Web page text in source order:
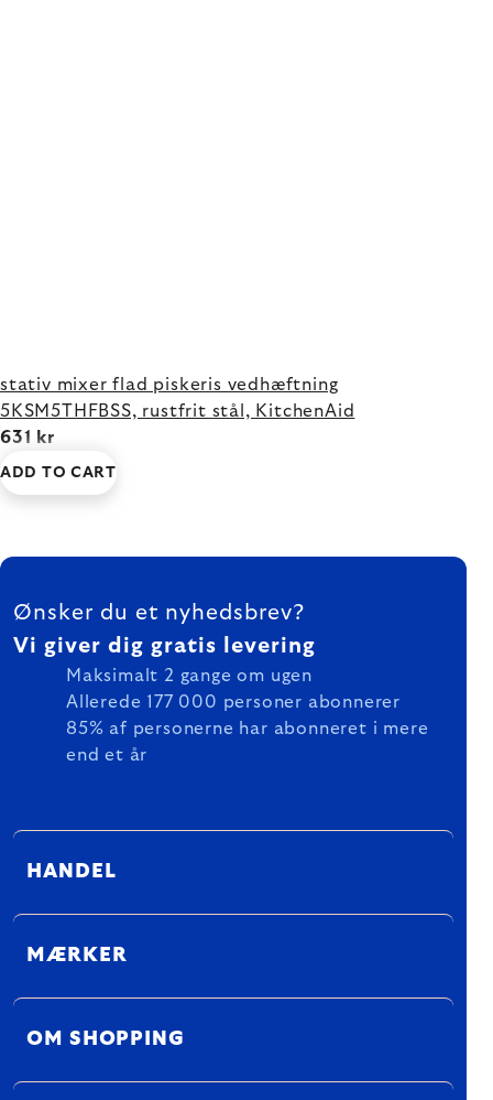
stativ mixer flad piskeris vedhæftning
5KSM5THFBSS, rustfrit stål, KitchenAid
631 kr
ADD TO CART
FOOTER
Ønsker du et nyhedsbrev?
Vi giver dig gratis levering
Maksimalt 2 gange om ugen
Allerede 177 000 personer abonnerer
85% af personerne har abonneret i mere
end et år
HANDEL
MÆRKER
OM SHOPPING